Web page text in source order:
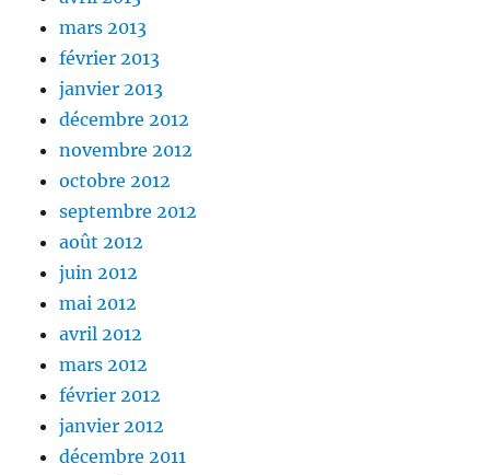
mars 2013
février 2013
janvier 2013
décembre 2012
novembre 2012
octobre 2012
septembre 2012
août 2012
juin 2012
mai 2012
avril 2012
mars 2012
février 2012
janvier 2012
décembre 2011